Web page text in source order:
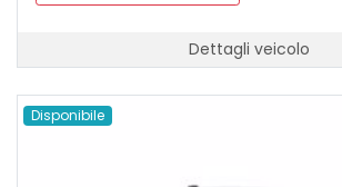
Dettagli veicolo
Disponibile